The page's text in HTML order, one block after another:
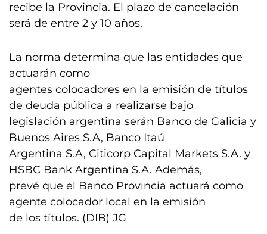
recibe la Provincia. El plazo de cancelación
será de entre 2 y 10 años.
La norma determina que las entidades que
actuarán como
agentes colocadores en la emisión de títulos
de deuda pública a realizarse bajo
legislación argentina serán Banco de Galicia y
Buenos Aires S.A, Banco Itaú
Argentina S.A, Citicorp Capital Markets S.A. y
HSBC Bank Argentina S.A. Además,
prevé que el Banco Provincia actuará como
agente colocador local en la emisión
de los títulos. (DIB) JG